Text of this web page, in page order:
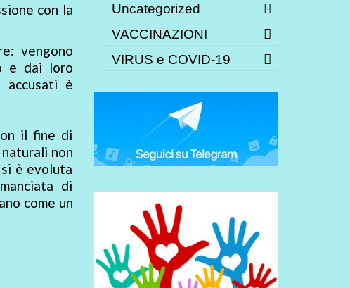
con la
vengono
e dai loro
accusati è
il fine di
non
è evoluta
di
come un
Uncategorized
VACCINAZIONI
VIRUS e COVID-19